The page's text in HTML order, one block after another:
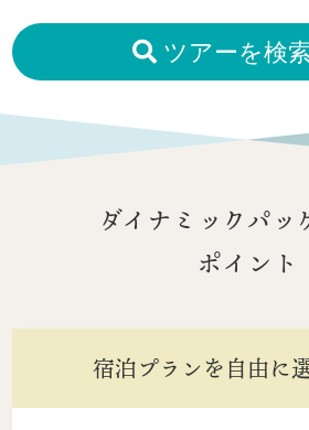
ツアーを検
ダイナミックパッ
ポイント
宿泊プランを自由に